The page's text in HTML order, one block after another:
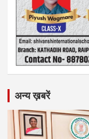
अन्य ख़बरें